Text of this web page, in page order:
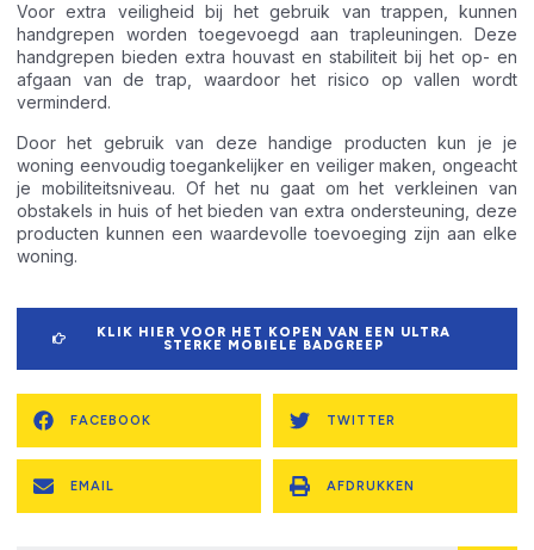
Voor extra veiligheid bij het gebruik van trappen, kunnen
handgrepen worden toegevoegd aan trapleuningen. Deze
handgrepen bieden extra houvast en stabiliteit bij het op- en
afgaan van de trap, waardoor het risico op vallen wordt
verminderd.
Door het gebruik van deze handige producten kun je je
woning eenvoudig toegankelijker en veiliger maken, ongeacht
je mobiliteitsniveau. Of het nu gaat om het verkleinen van
obstakels in huis of het bieden van extra ondersteuning, deze
producten kunnen een waardevolle toevoeging zijn aan elke
woning.
KLIK HIER VOOR HET KOPEN VAN EEN ULTRA
STERKE MOBIELE BADGREEP
FACEBOOK TWITTER
EMAIL AFDRUKKEN